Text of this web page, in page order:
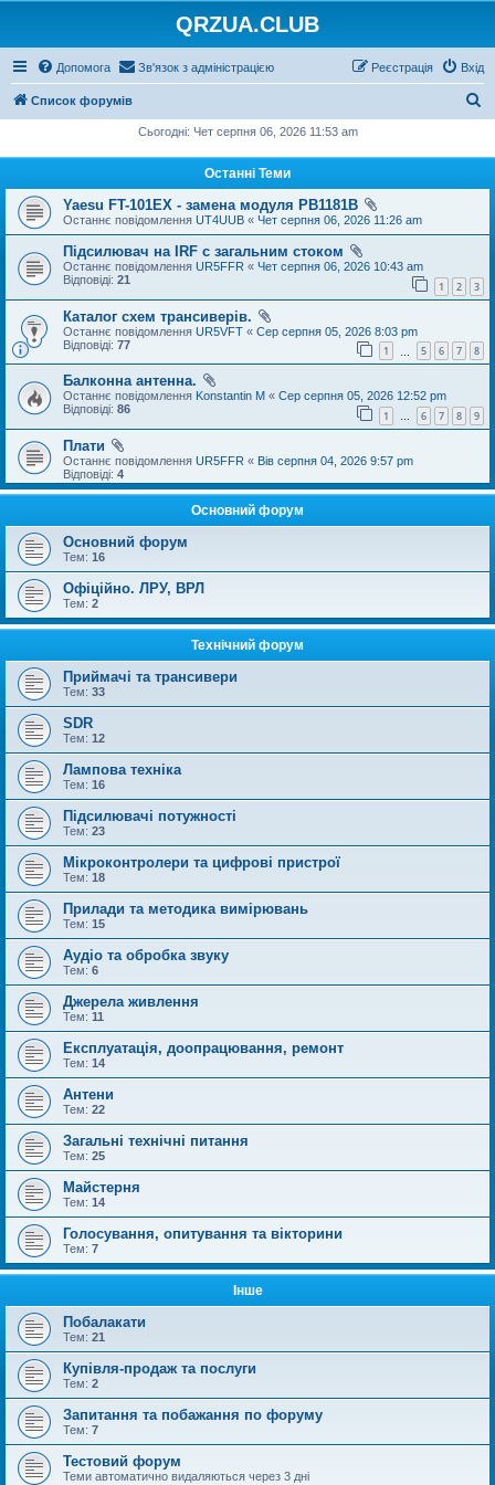
QRZUA.CLUB
Допомога Зв'язок з адміністрацією Вхід
Реєстрація
Список форумів
Сьогодні: Чет серпня 06, 2026 11:53 am
Останні Теми
Yaesu FT-101EX - замена модуля PB1181B
Останнє повідомлення UT4UUB « Чет серпня 06, 2026 11:26 am
Підсилювач на IRF с загальним стоком
Останнє повідомлення UR5FFR « Чет серпня 06, 2026 10:43 am
Відповіді: 21 1 2 3
Каталог схем трансиверів.
Останнє повідомлення UR5VFT « Сер серпня 05, 2026 8:03 pm
Відповіді: 77 1 5 6 7 8
Балконна антенна.
Останнє повідомлення Konstantin M « Сер серпня 05, 2026 12:52 pm
Відповіді: 86 1 … 6 7 8 9
Плати
Останнє повідомлення UR5FFR « Вів серпня 04, 2026 9:57 pm
Відповіді: 4
Основний форум
Основний форум
Тем: 16
Офіційно. ЛРУ, ВРЛ
Тем: 2
Технічний форум
Приймачі та трансивери
Тем: 33
SDR
Тем: 12
Лампова техніка
Тем: 16
Підсилювачі потужності
Тем: 23
Мікроконтролери та цифрові пристрої
Тем: 18
Прилади та методика вимірювань
Тем: 15
Аудіо та обробка звуку
Тем: 6
Джерела живлення
Тем: 11
Експлуатація, доопрацювання, ремонт
Тем: 14
Антени
Тем: 22
Загальні технічні питання
Тем: 25
Майстерня
Тем: 14
Голосування, опитування та вікторини
Тем: 7
Інше
Побалакати
Тем: 21
Купівля-продаж та послуги
Тем: 2
Запитання та побажання по форуму
Тем: 7
Тестовий форум
Теми автоматично видаляються через 3 дні